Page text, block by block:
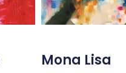
Mona Lisa